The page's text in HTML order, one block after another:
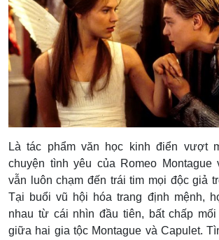
Là tác phẩm văn học kinh điển vượt
chuyện tình yêu của Romeo Montague
vẫn luôn chạm đến trái tim mọi độc giả
Tại buổi vũ hội hóa trang định mệnh,
nhau từ cái nhìn đầu tiên, bất chấp
giữa hai gia tộc Montague và Capulet.